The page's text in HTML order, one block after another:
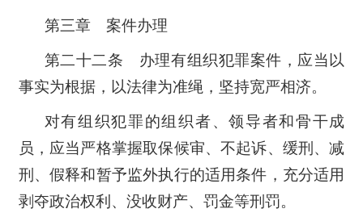
第三章 案件办理
第二十二条 办理有组织犯罪案件，应当以
事实为根据，以法律为准绳，坚持宽严相济。
对有组织犯罪的组织者、领导者和骨干成
员，应当严格掌握取保候审、不起诉、缓刑、减
刑、假释和暂予监外执行的适用条件，充分适用
剥夺政治权利、没收财产、罚金等刑罚。